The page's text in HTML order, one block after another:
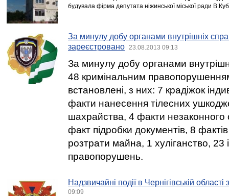
будувала фірма депутата ніжинської міської ради
За минулу добу органами внутрішніх
зареєстровано
23.08.2013 09:13
За минулу добу органами
48 кримінальним правопорушенням
встановлені, з них: 7 крадіжок
факти нанесення тілесних
шахрайства, 4 факти незаконного
факт підробки документів, 8
розтрати майна, 1 хуліганство, 23
правопорушень.
Надзвичайні події в Чернігівській
09:09